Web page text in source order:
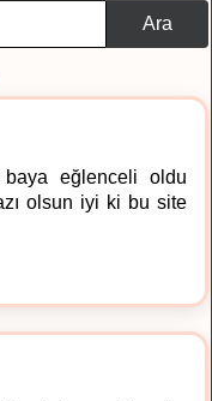
Ara
eğlenceli oldu
olsun iyi ki bu site